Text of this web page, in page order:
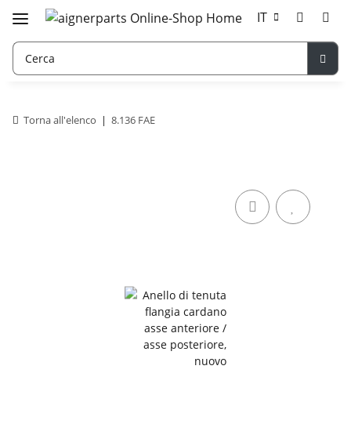
IT
Torna all'elenco 8.136 FAE